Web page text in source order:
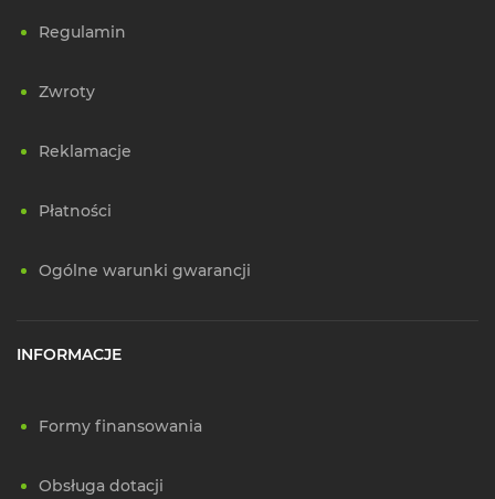
Regulamin
Zwroty
Reklamacje
Płatności
Ogólne warunki gwarancji
INFORMACJE
Formy finansowania
Obsługa dotacji